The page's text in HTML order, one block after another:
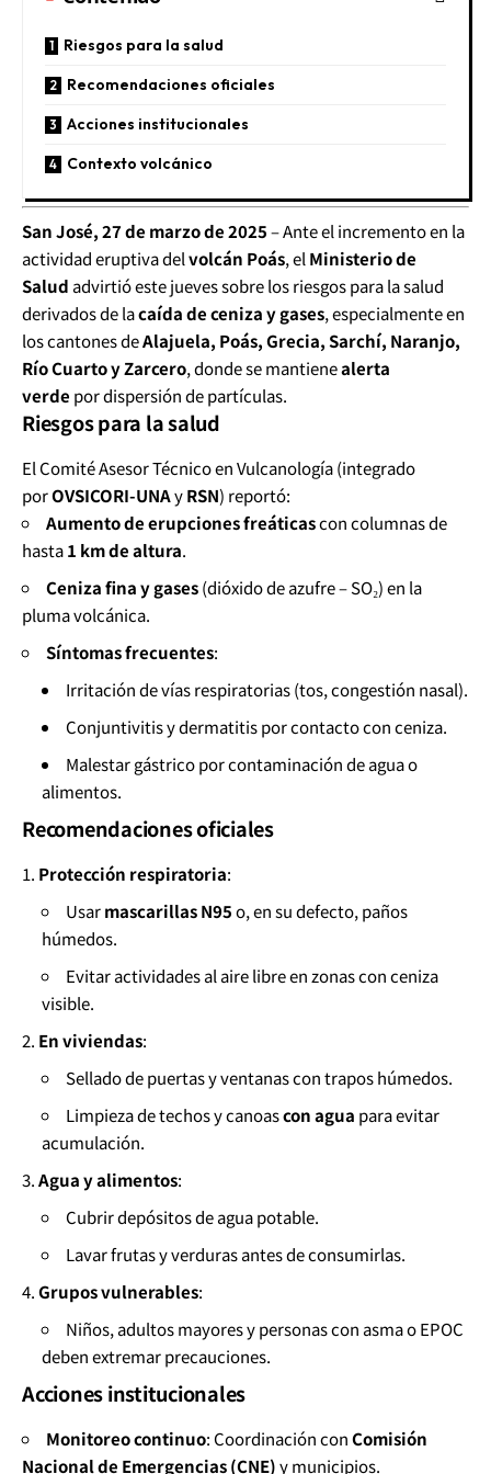
Riesgos para la salud
Recomendaciones oficiales
Acciones institucionales
Contexto volcánico
San José, 27 de marzo de 2025– Ante el incremento en la
actividad eruptiva delvolcán Poás, el Ministerio de
Salud advirtió este jueves sobre los riesgos para la salud
derivados de lacaída de ceniza y gases, especialmente en
los cantones deAlajuela, Poás, Grecia, Sarchí, Naranjo,
Río Cuarto y Zarcero, donde se mantienealerta
verde por dispersión de partículas.
Riesgos para la salud
El Comité Asesor Técnico en Vulcanología (integrado
porOVSICORI-UNAyRSN) reportó:
Aumento de erupciones freáticascon columnas de
hasta1 km de altura.
Ceniza fina y gases(dióxido de azufre – SO₂) en la
pluma volcánica.
Síntomas frecuentes:
Irritación de vías respiratorias (tos, congestión nasal).
Conjuntivitis y dermatitis por contacto con ceniza.
Malestar gástrico por contaminación de agua o
alimentos.
Recomendaciones oficiales
Protección respiratoria:
Usarmascarillas N95o, en su defecto, paños
húmedos.
Evitar actividades al aire libre en zonas con ceniza
visible.
En viviendas:
Sellado de puertas y ventanas con trapos húmedos.
Limpieza de techos y canoascon agua para evitar
acumulación.
Agua y alimentos:
Cubrir depósitos de agua potable.
Lavar frutas y verduras antes de consumirlas.
Grupos vulnerables:
Niños, adultos mayores y personas con asma o EPOC
deben extremar precauciones.
Acciones institucionales
Monitoreo continuo: Coordinación conComisión
Nacional de Emergencias (CNE)y municipios.